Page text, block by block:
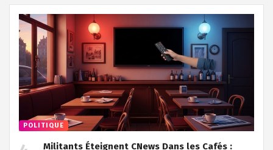
POLITIQUE
Militants Éteignent CNews Dans les Cafés :